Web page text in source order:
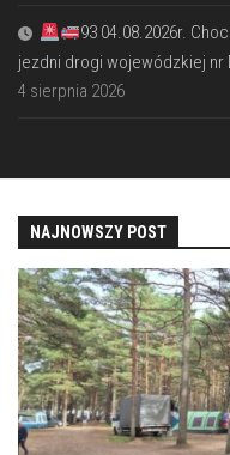
93 04.08.2026r.
jezdni drogi wojewódzkiej nr
4 sierpnia 2026
NAJNOWSZY POST